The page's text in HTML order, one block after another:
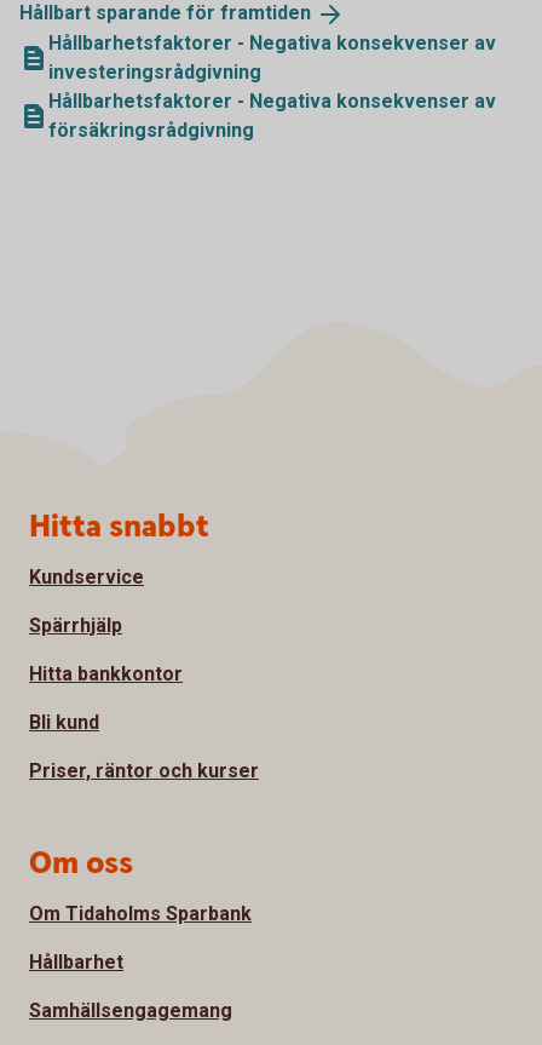
Hållbart sparande för framtiden
Hållbarhetsfaktorer - Negativa konsekvenser av
investeringsrådgivning
Hållbarhetsfaktorer - Negativa konsekvenser av
försäkringsrådgivning
Sidfot
Hitta snabbt
Kundservice
Spärrhjälp
Hitta bankkontor
Bli kund
Priser, räntor och kurser
Om oss
Om Tidaholms Sparbank
Hållbarhet
Samhällsengagemang